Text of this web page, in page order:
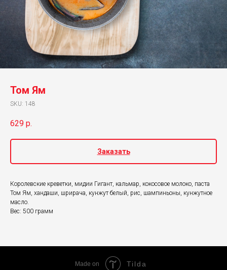
Том Ям
SKU: 148
629 р.
Заказать
Королевские креветки, мидии Гигант, кальмар, кокосовое молоко, паста
Том Ям, хандаши, шрирача, кунжут белый, рис, шампиньоны, кунжутное
масло.
Вес: 500 грамм
Made on Tilda